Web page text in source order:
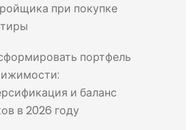
при покупке
портфель
и баланс
в 2026 году